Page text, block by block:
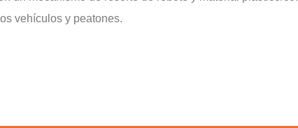
vehículos y peatones.